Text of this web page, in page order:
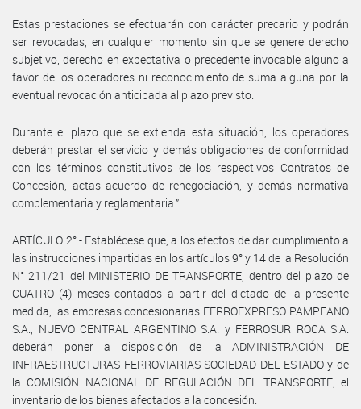
Estas prestaciones se efectuarán con carácter precario y podrán
ser revocadas, en cualquier momento sin que se genere derecho
subjetivo, derecho en expectativa o precedente invocable alguno a
favor de los operadores ni reconocimiento de suma alguna por la
eventual revocación anticipada al plazo previsto.
Durante el plazo que se extienda esta situación, los operadores
deberán prestar el servicio y demás obligaciones de conformidad
con los términos constitutivos de los respectivos Contratos de
Concesión, actas acuerdo de renegociación, y demás normativa
complementaria y reglamentaria.”.
ARTÍCULO 2°.- Establécese que, a los efectos de dar cumplimiento a
las instrucciones impartidas en los artículos 9° y 14 de la Resolución
N° 211/21 del MINISTERIO DE TRANSPORTE, dentro del plazo de
CUATRO (4) meses contados a partir del dictado de la presente
medida, las empresas concesionarias FERROEXPRESO PAMPEANO
S.A., NUEVO CENTRAL ARGENTINO S.A. y FERROSUR ROCA S.A.
deberán poner a disposición de la ADMINISTRACIÓN DE
INFRAESTRUCTURAS FERROVIARIAS SOCIEDAD DEL ESTADO y de
la COMISIÓN NACIONAL DE REGULACIÓN DEL TRANSPORTE, el
inventario de los bienes afectados a la concesión.